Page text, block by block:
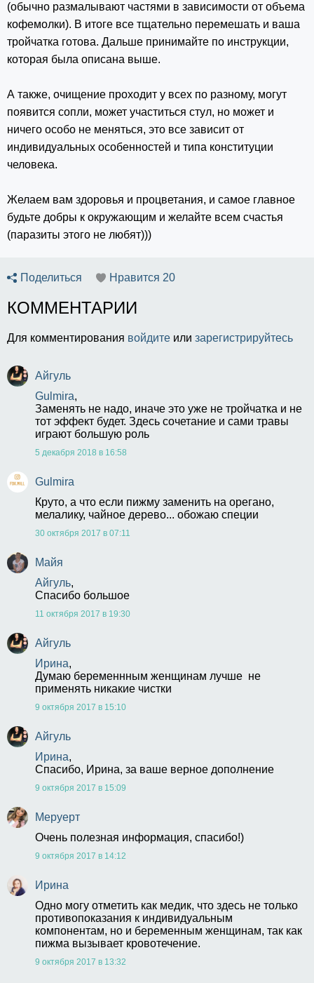
(обычно размалывают частями в зависимости от объема
кофемолки). В итоге все тщательно перемешать и ваша
тройчатка готова. Дальше принимайте по инструкции,
которая была описана выше.
А также, очищение проходит у всех по разному, могут
появится сопли, может участиться стул, но может и
ничего особо не меняться, это все зависит от
индивидуальных особенностей и типа конституции
человека.
Желаем вам здоровья и процветания, и самое главное
будьте добры к окружающим и желайте всем счастья
(паразиты этого не любят)))
Поделиться Нравится 20
КОММЕНТАРИИ
Для комментирования войдите или зарегистрируйтесь
Айгуль
Gulmira,
Заменять не надо, иначе это уже не тройчатка и не
тот эффект будет. Здесь сочетание и сами травы
играют большую роль
5 декабря 2018 в 16:58
Gulmira
Круто, а что если пижму заменить на орегано,
мелалику, чайное дерево... обожаю специи
30 октября 2017 в 07:11
Майя
Айгуль,
Спасибо большое
11 октября 2017 в 19:30
Айгуль
Ирина,
Думаю беременнным женщинам лучше  не
применять никакие чистки
9 октября 2017 в 15:10
Айгуль
Ирина,
Спасибо, Ирина, за ваше верное дополнение
9 октября 2017 в 15:09
Меруерт
Очень полезная информация, спасибо!)
9 октября 2017 в 14:12
Ирина
Одно могу отметить как медик, что здесь не только
противопоказания к индивидуальным
компонентам, но и беременным женщинам, так как
пижма вызывает кровотечение.
9 октября 2017 в 13:32